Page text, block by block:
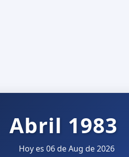
Abril 1983
Hoy es 06 de Aug de 2026